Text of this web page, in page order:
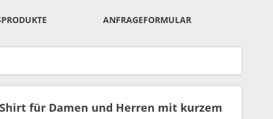
ANFRAGEFORMULAR
Shirt für Damen und Herren mit kurzem